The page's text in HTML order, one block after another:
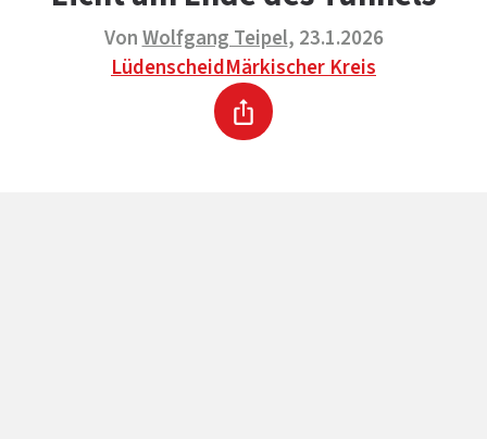
VonWolfgang Teipel, 23.1.2026
LüdenscheidMärkischer Kreis